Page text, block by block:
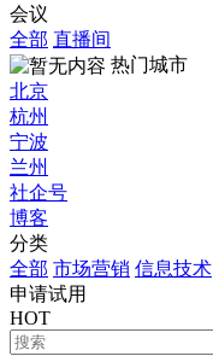
会议
全部 直播间
热门城市
北京
杭州
宁波
兰州
社企号
博客
分类
全部 市场营销 信息技术
申请试用
HOT